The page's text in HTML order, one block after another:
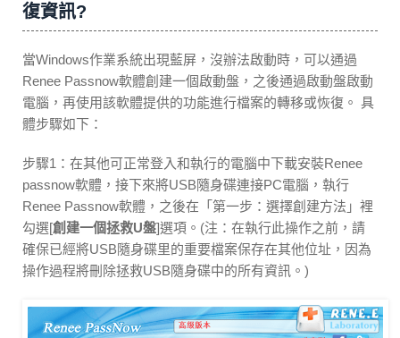
復資訊?
當Windows作業系統出現藍屏，沒辦法啟動時，可以通過
Renee Passnow軟體創建一個啟動盤，之後通過啟動盤啟動
電腦，再使用該軟體提供的功能進行檔案的轉移或恢復。 具
體步驟如下：
步驟1：在其他可正常登入和執行的電腦中下載安裝Renee
passnow軟體，接下來將USB隨身碟連接PC電腦，執行
Renee Passnow軟體，之後在「第一步：選擇創建方法」裡
勾選[創建一個拯救U盤]選項。(注：在執行此操作之前，請
確保已經將USB隨身碟里的重要檔案保存在其他位址，因為
操作過程將刪除拯救USB隨身碟中的所有資訊。)